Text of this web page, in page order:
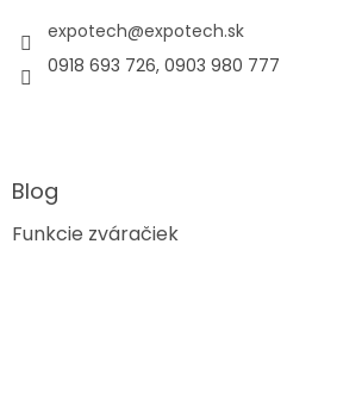
expotech@expotech.sk
0918 693 726, 0903 980 777
Blog
Funkcie zváračiek